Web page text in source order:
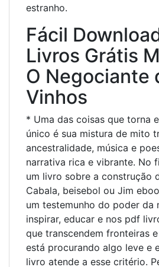
estranho.
Fácil
Livros Grátis
O Negociante
Vinhos
* Uma das coisas que torna
único é sua mistura de mito
ancestralidade, música e
narrativa rica e vibrante. No
um livro sobre a construção
Cabala, beisebol ou Jim
um testemunho do poder da
inspirar, educar e nos pdf
que transcendem fronteiras
está procurando algo leve e
livro atende a esse critério.